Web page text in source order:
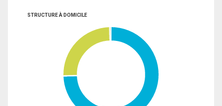
STRUCTURE À DOMICILE